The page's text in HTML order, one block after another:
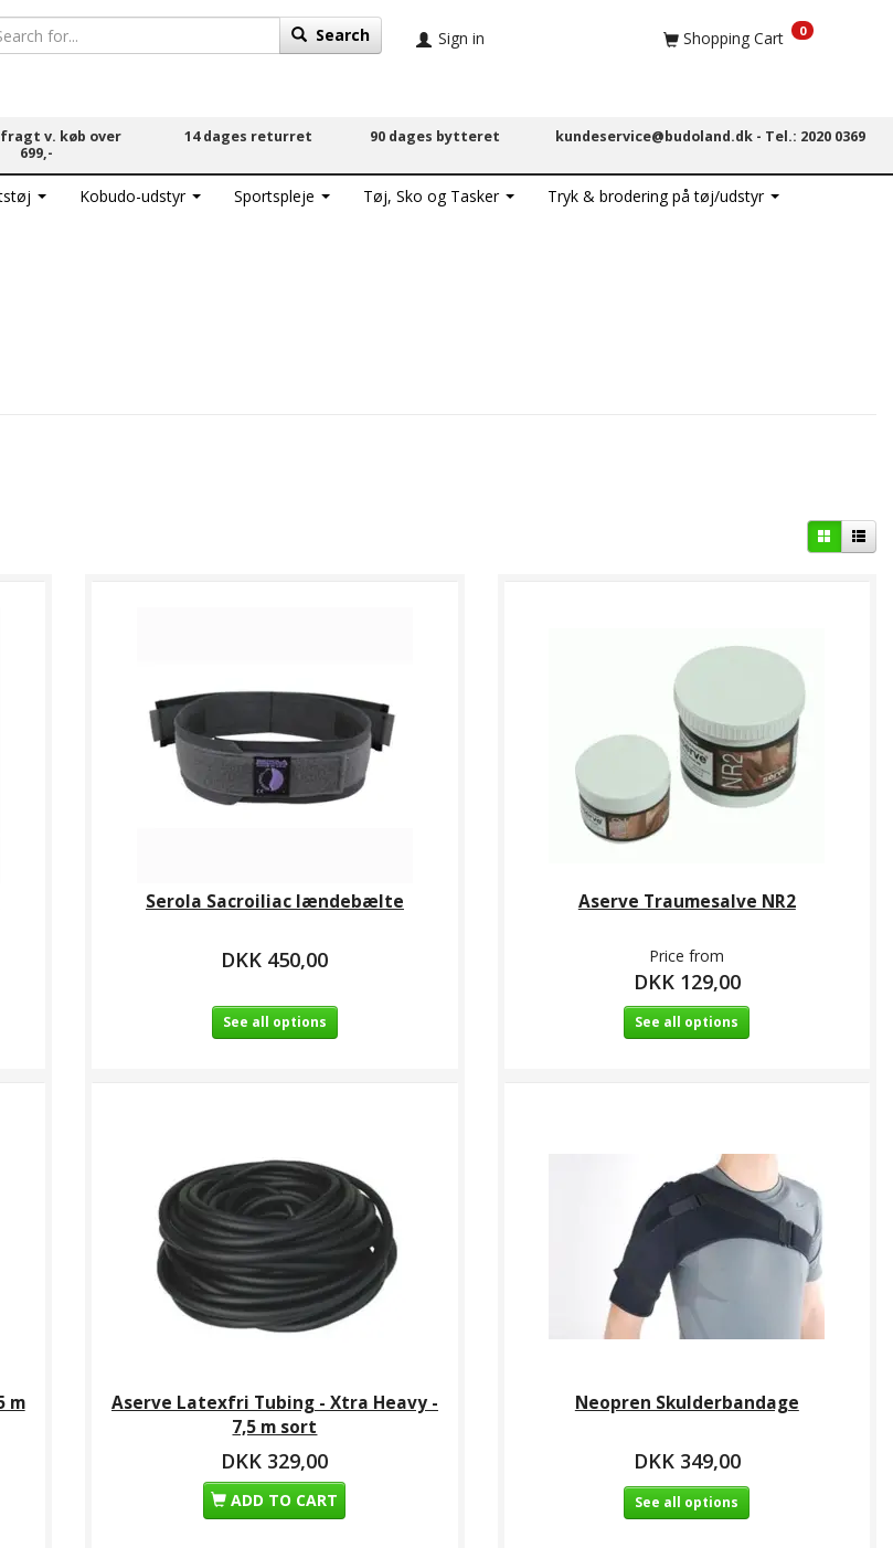
Search Sign in Shopping Cart 0
v. køb over
699,-
14 dages returret 90 dages bytteret kundeservice@budoland.dk - Tel.: 2020 0369
Kobudo-udstyr Sportspleje Tøj, Sko og Tasker
Tryk & brodering på tøj/udstyr
Serola Sacroiliac lændebælte
DKK 450,00
See all options
Aserve Traumesalve NR2
Price from
DKK 129,00
See all options
m
Aserve Latexfri Tubing - Xtra Heavy -
7,5 m sort
DKK 329,00
ADD TO CART
Neopren Skulderbandage
DKK 349,00
See all options